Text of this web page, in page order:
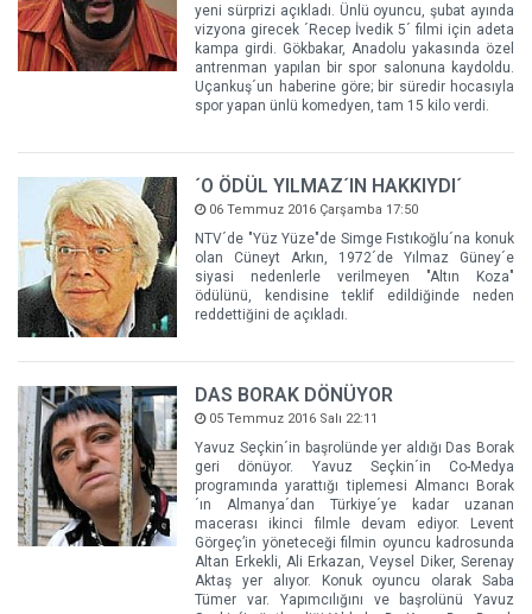
yeni sürprizi açıkladı. Ünlü oyuncu, şubat ayında
vizyona girecek ´Recep İvedik 5´ filmi için adeta
kampa girdi. Gökbakar, Anadolu yakasında özel
antrenman yapılan bir spor salonuna kaydoldu.
Uçankuş´un haberine göre; bir süredir hocasıyla
spor yapan ünlü komedyen, tam 15 kilo verdi.
´O ÖDÜL YILMAZ´IN HAKKIYDI´
06 Temmuz 2016 Çarşamba 17:50
NTV´de "Yüz Yüze"de Simge Fıstıkoğlu´na konuk
olan Cüneyt Arkın, 1972´de Yılmaz Güney´e
siyasi nedenlerle verilmeyen "Altın Koza"
ödülünü, kendisine teklif edildiğinde neden
reddettiğini de açıkladı.
DAS BORAK DÖNÜYOR
05 Temmuz 2016 Salı 22:11
Yavuz Seçkin´in başrolünde yer aldığı Das Borak
geri dönüyor. Yavuz Seçkin´in Co-Medya
programında yarattığı tiplemesi Almancı Borak
´ın Almanya´dan Türkiye´ye kadar uzanan
macerası ikinci filmle devam ediyor. Levent
Görgeç’in yöneteceği filmin oyuncu kadrosunda
Altan Erkekli, Ali Erkazan, Veysel Diker, Serenay
Aktaş yer alıyor. Konuk oyuncu olarak Saba
Tümer var. Yapımcılığını ve başrolünü Yavuz